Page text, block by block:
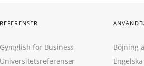
REFERENSER
Gymglish for Business
Universitetsreferenser
Böjning